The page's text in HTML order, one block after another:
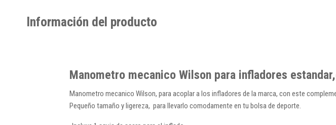
Información del producto
Manometro mecanico Wilson para infladores
Manometro mecanico Wilson, para acoplar a los infladores de la marca, con este
Pequeño tamaño y ligereza, para llevarlo comodamente en tu bolsa de deporte.